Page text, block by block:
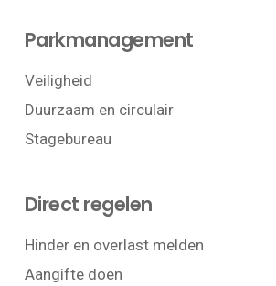
Parkmanagement
Veiligheid
Duurzaam en circulair
Stagebureau
Direct regelen
Hinder en overlast melden
Aangifte doen